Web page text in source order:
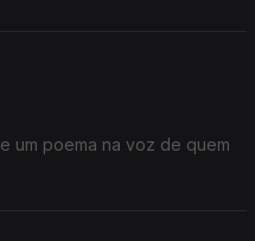
um poema na voz de quem